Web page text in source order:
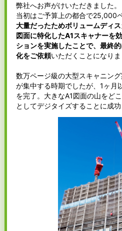
弊社へお声がけいただきました。
当初はご予算上の都合で25,000
大量だったためボリュームディ
図面に特化したA1スキャナーを
ションを実施したことで、最終
化をご依頼いただくことになりま
数万ページ級の大型スキャニン
が集中する時期でしたが、1ヶ月
を完了。大きなA1図面の山をど
としてデジタイズすることに成功